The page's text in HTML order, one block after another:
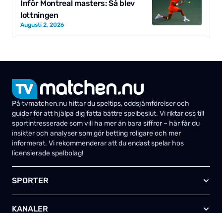
Inför Montreal masters: Så blev
lottningen
Augusti 2, 2026
På tvmatchen.nu hittar du speltips, oddsjämförelser och
guider för att hjälpa dig fatta bättre spelbeslut. Vi riktar oss till
sportintresserade som vill ha mer än bara siffror – här får du
insikter och analyser som gör betting roligare och mer
informerat. Vi rekommenderar att du endast spelar hos
licensierade spelbolag!
SPORTER
KANALER